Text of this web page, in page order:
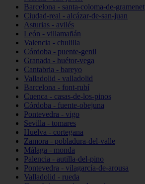
Barcelona - santa-coloma-de-gramenet
Ciudad-real - alcázar-de-san-juan
Asturias - avilés
León - villamañán
Valencia - chulilla
Córdoba - puente-genil
Granada - huétor-vega
Cantabria - bareyo
Valladolid - valladolid
Barcelona - font-rubí
Cuenca - casas-de-los-pinos
Córdoba - fuente-obejuna
Pontevedra - vigo
Sevilla - tomares
Huelva - cortegana
Zamora - pobladura-del-valle
Málaga - monda
Palencia - autilla-del-pino
Pontevedra - vilagarcía-de-arousa
Valladolid - rueda